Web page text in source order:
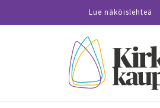
Lue näköislehteä